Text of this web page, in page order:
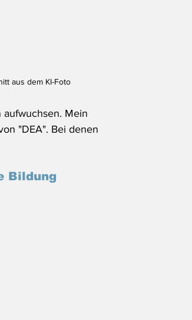
aus dem KI-Foto
Mein
"DEA". Bei denen
Bildung